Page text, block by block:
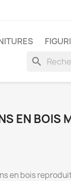
search
EN BOIS
en bois